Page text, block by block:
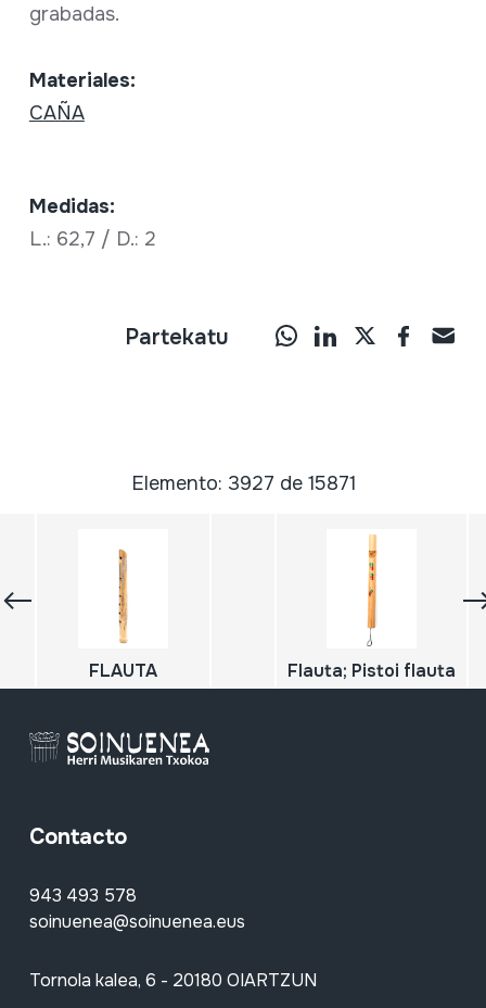
grabadas.
Materiales:
CAÑA
Medidas:
L.: 62,7 / D.: 2
Partekatu
Elemento: 3927 de 15871
FLAUTA Flauta; Pistoi flauta
Contacto
943 493 578
soinuenea@soinuenea.eus
Tornola kalea, 6 - 20180 OIARTZUN